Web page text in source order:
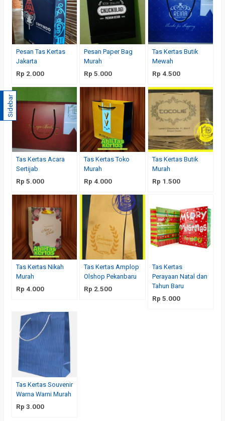
Pesan Tas Kertas
Jakarta
Rp 2.000
Pesan Paper Bag
Murah
Rp 5.000
Tas Kertas Butik
Mewah
Rp 4.500
Tas Kertas Acara
Sertijab
Rp 5.000
Tas Kertas Toko
Murah
Rp 4.000
Tas Kertas Butik
Murah
Rp 1.500
Tas Kertas Nikah
Murah
Rp 4.000
Tas Kertas Amplop
Olshop Pekanbaru
Rp 2.500
Tas Kertas
Perayaan Natal dan
Tahun Baru
Rp 5.000
Tas Kertas Souvenir
Warna Warni Murah
Rp 3.000
Sidebar